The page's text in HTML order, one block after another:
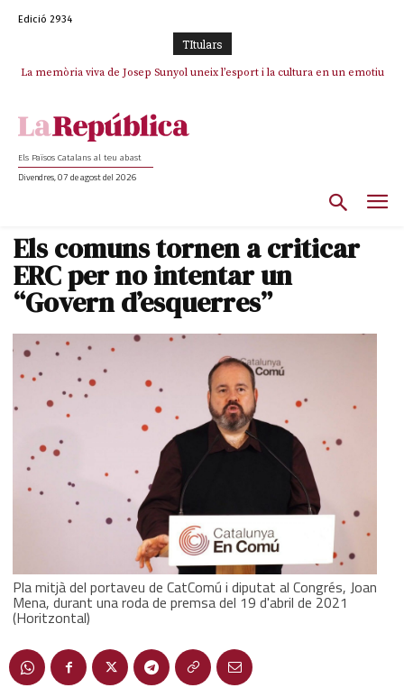
Edició 2934
TItulars
La memòria viva de Josep Sunyol uneix l’esport i la cultura en un emotiu
La “dignitat” a mitges de Marc Puigtió: renuncia a Girona pels àudios però
Els Països Catalans al teu abast
Divendres, 07 de agost del 2026
Els comuns tornen a criticar
ERC per no intentar un
“Govern d’esquerres”
Pla mitjà del portaveu de CatComú i diputat al Congrés, Joan
Mena, durant una roda de premsa del 19 d'abril de 2021
(Horitzontal)